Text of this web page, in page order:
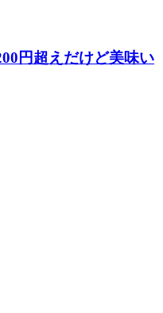
円超えだけど美味い